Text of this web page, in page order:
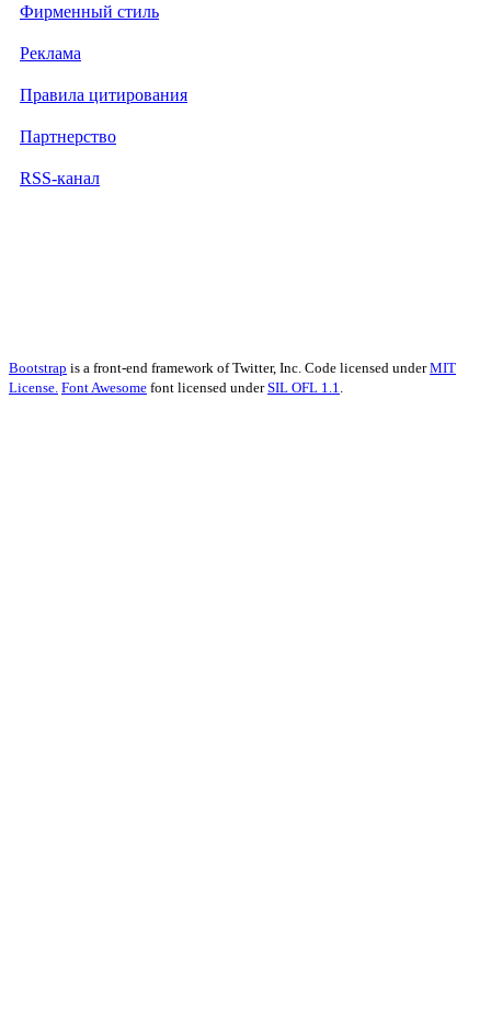
Фирменный стиль
Реклама
Правила цитирования
Партнерство
RSS-канал
Bootstrap is a front-end framework of Twitter, Inc. Code licensed underMIT
License. Font Awesome font licensed underSIL OFL 1.1